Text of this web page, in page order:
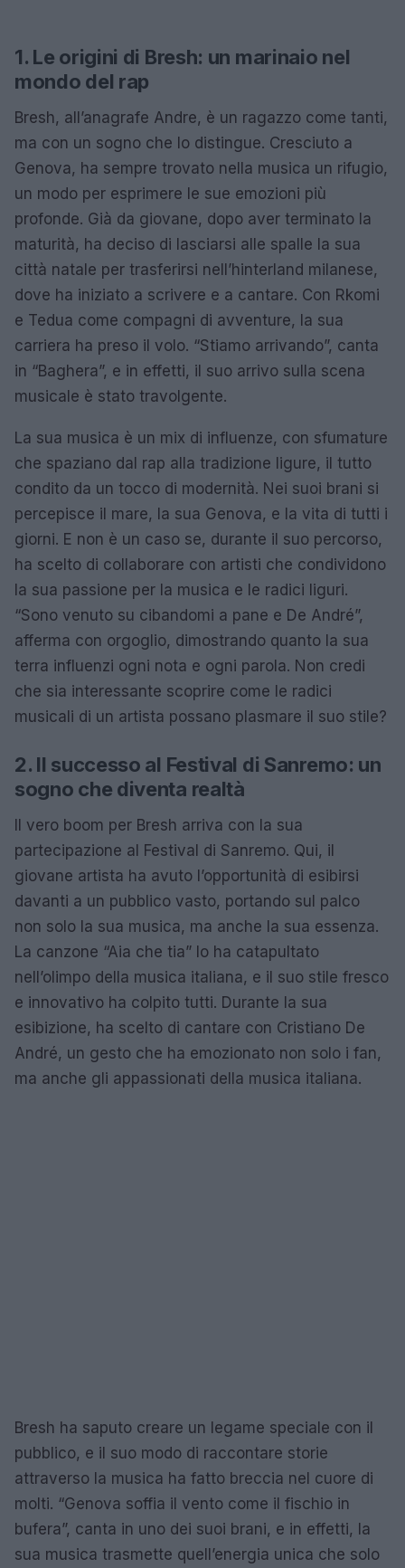
1. Le origini di Bresh: un marinaio nel
mondo del rap
Bresh, all’anagrafe Andre, è un ragazzo come tanti,
ma con un sogno che lo distingue. Cresciuto a
Genova, ha sempre trovato nella musica un rifugio,
un modo per esprimere le sue emozioni più
profonde. Già da giovane, dopo aver terminato la
maturità, ha deciso di lasciarsi alle spalle la sua
città natale per trasferirsi nell’hinterland milanese,
dove ha iniziato a scrivere e a cantare. Con Rkomi
e Tedua come compagni di avventure, la sua
carriera ha preso il volo. “Stiamo arrivando”, canta
in “Baghera”, e in effetti, il suo arrivo sulla scena
musicale è stato travolgente.
La sua musica è un mix di influenze, con sfumature
che spaziano dal rap alla tradizione ligure, il tutto
condito da un tocco di modernità. Nei suoi brani si
percepisce il mare, la sua Genova, e la vita di tutti i
giorni. E non è un caso se, durante il suo percorso,
ha scelto di collaborare con artisti che condividono
la sua passione per la musica e le radici liguri.
“Sono venuto su cibandomi a pane e De André”,
afferma con orgoglio, dimostrando quanto la sua
terra influenzi ogni nota e ogni parola. Non credi
che sia interessante scoprire come le radici
musicali di un artista possano plasmare il suo stile?
2. Il successo al Festival di Sanremo: un
sogno che diventa realtà
Il vero boom per Bresh arriva con la sua
partecipazione al Festival di Sanremo. Qui, il
giovane artista ha avuto l’opportunità di esibirsi
davanti a un pubblico vasto, portando sul palco
non solo la sua musica, ma anche la sua essenza.
La canzone “Aia che tia” lo ha catapultato
nell’olimpo della musica italiana, e il suo stile fresco
e innovativo ha colpito tutti. Durante la sua
esibizione, ha scelto di cantare con Cristiano De
André, un gesto che ha emozionato non solo i fan,
ma anche gli appassionati della musica italiana.
Bresh ha saputo creare un legame speciale con il
pubblico, e il suo modo di raccontare storie
attraverso la musica ha fatto breccia nel cuore di
molti. “Genova soffia il vento come il fischio in
bufera”, canta in uno dei suoi brani, e in effetti, la
sua musica trasmette quell’energia unica che solo